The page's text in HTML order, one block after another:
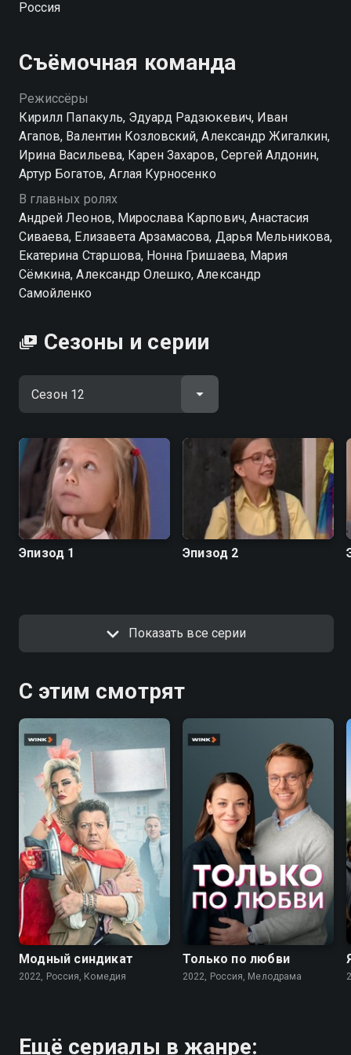
сначала на работу, а потом, глядишь, и в мужья?
Посмотреть онлайн 12 сезон сериала Папины дочки
вы можете совершенно бесплатно в хорошем HD
качестве на Смотрёшке
Россия
Съёмочная команда
Режиссёры
Кирилл Папакуль, Эдуард Радзюкевич, Иван
Агапов, Валентин Козловский, Александр Жигалкин,
Ирина Васильева, Карен Захаров, Сергей Алдонин,
Артур Богатов, Аглая Курносенко
В главных ролях
Андрей Леонов, Мирослава Карпович, Анастасия
Сиваева, Елизавета Арзамасова, Дарья Мельникова,
Екатерина Старшова, Нонна Гришаева, Мария
Сёмкина, Александр Олешко, Александр
Самойленко
Сезоны и серии
Эпизод 1 Эпизод 2
Показать все серии
С этим смотрят
7.6
Модный синдикат
2022, Россия, Комедия
Только по любви
2022, Россия, Мелодрама
Ещё сериалы в жанре: